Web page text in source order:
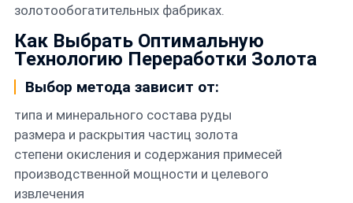
золотообогатительных фабриках.
Как Выбрать Оптимальную
Технологию Переработки Золота
Выбор метода зависит от:
типа и минерального состава руды
размера и раскрытия частиц золота
степени окисления и содержания примесей
производственной мощности и целевого
извлечения